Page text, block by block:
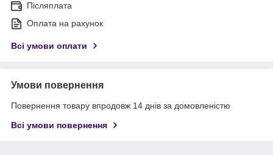
Післяплата
Оплата на рахунок
Всі умови оплати
Умови повернення
Повернення товару впродовж 14 днів за домовленістю
Всі умови повернення